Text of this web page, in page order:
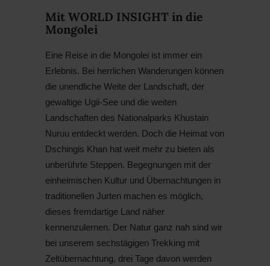
Mit WORLD INSIGHT in die
Mongolei
Eine Reise in die Mongolei ist immer ein
Erlebnis. Bei herrlichen Wanderungen können
die unendliche Weite der Landschaft, der
gewaltige Ugii-See und die weiten
Landschaften des Nationalparks Khustain
Nuruu entdeckt werden. Doch die Heimat von
Dschingis Khan hat weit mehr zu bieten als
unberührte Steppen. Begegnungen mit der
einheimischen Kultur und Übernachtungen in
traditionellen Jurten machen es möglich,
dieses fremdartige Land näher
kennenzulernen. Der Natur ganz nah sind wir
bei unserem sechstägigen Trekking mit
Zeltübernachtung, drei Tage davon werden